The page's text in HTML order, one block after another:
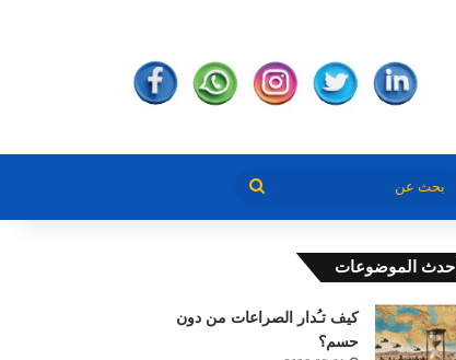
بحث
عن
احدث الموضوعات
كيف تـُدار الصراعات من دون
حسم؟